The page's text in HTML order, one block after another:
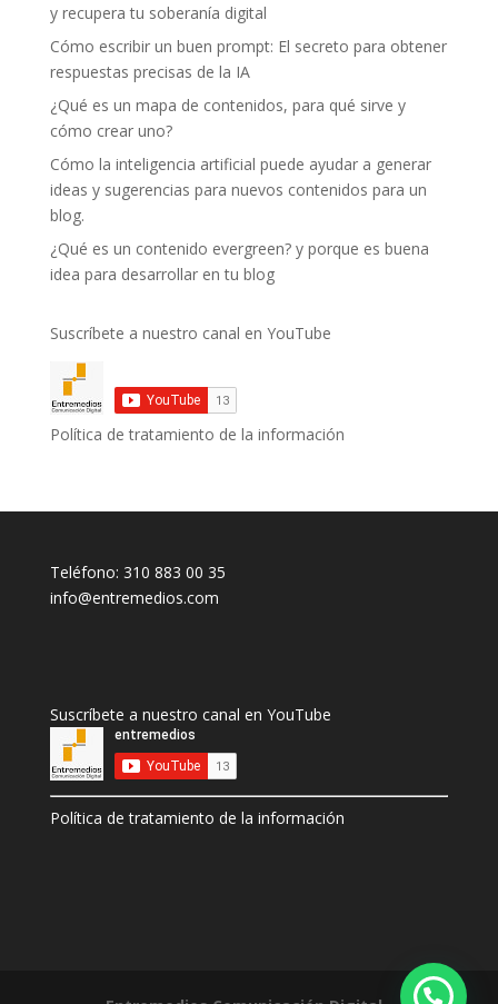
y recupera tu soberanía digital
Cómo escribir un buen prompt: El secreto para obtener
respuestas precisas de la IA
¿Qué es un mapa de contenidos, para qué sirve y
cómo crear uno?
Cómo la inteligencia artificial puede ayudar a generar
ideas y sugerencias para nuevos contenidos para un
blog.
¿Qué es un contenido evergreen? y porque es buena
idea para desarrollar en tu blog
Suscríbete a nuestro canal en YouTube
Política de tratamiento de la información
Teléfono: 310 883 00 35
info@entremedios.com
Suscríbete a nuestro canal en YouTube
Política de tratamiento de la información